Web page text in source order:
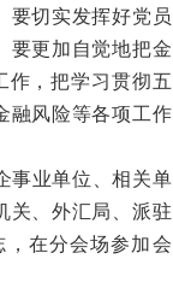
要切实发挥好党员
要更加自觉地把金
作，把学习贯彻五
融风险等各项工作
业单位、相关单
关、外汇局、派驻
在分会场参加会